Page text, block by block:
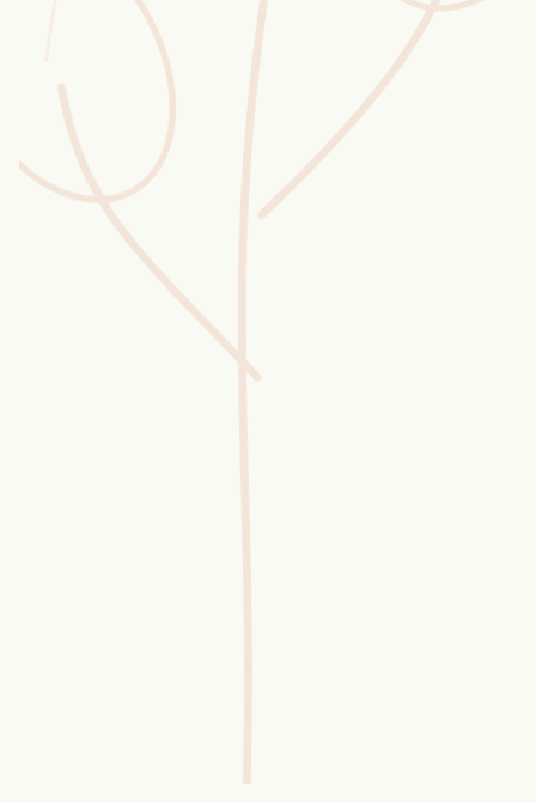
Wusstest du?
Sammlungen
Selber machen